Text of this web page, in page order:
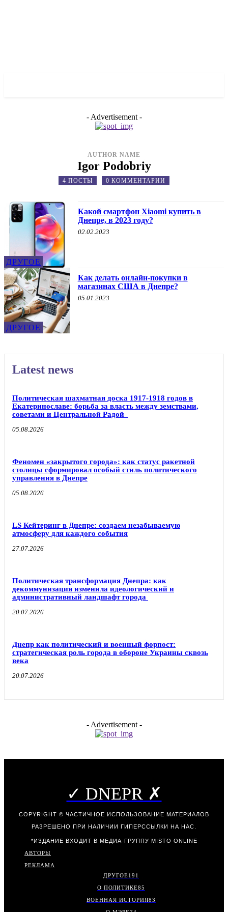
- Advertisement -
AUTHOR NAME
Igor Podobriy
4 ПОСТЫ 0 КОММЕНТАРИИ
ДРУГОЕ
Какой смартфон Xiaomi купить в
Днепре, в 2023 году?
02.02.2023
ДРУГОЕ
Как делать онлайн-покупки в
магазинах США в Днепре?
05.01.2023
Latest news
Политическая шахматная доска 1917-1918 годов в
Екатеринославе: борьба за власть между земствами,
советами и Центральной Радой
05.08.2026
Феномен «закрытого города»: как статус ракетной
столицы сформировал особый стиль политического
управления в Днепре
05.08.2026
LS Кейтеринг в Днепре: создаем незабываемую
атмосферу для каждого события
27.07.2026
Политическая трансформация Днепра: как
декоммунизация изменила идеологический и
административный ландшафт города
20.07.2026
Днепр как политический и военный форпост:
стратегическая роль города в обороне Украины сквозь
века
20.07.2026
- Advertisement -
✓ DNEPR ✗
COPYRIGHT © ЧАСТИЧНОЕ ИСПОЛЬЗОВАНИЕ МАТЕРИАЛОВ
РАЗРЕШЕНО ПРИ НАЛИЧИИ ГИПЕРССЫЛКИ НА НАС.
*ИЗДАНИЕ ВХОДИТ В МЕДИА-ГРУППУ MISTO ONLINE
АВТОРЫ
РЕКЛАМА
ДРУГОЕ191
О ПОЛИТИКЕ85
ВОЕННАЯ ИСТОРИЯ83